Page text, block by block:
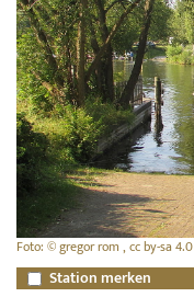
Foto: © gregor rom , cc by-sa 4.0
Station merken